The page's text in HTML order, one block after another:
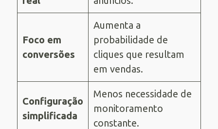
Foco em
conversões
Aumenta a
probabilidade de
cliques que resultam
em vendas.
Configuração
simplificada
Menos necessidade de
monitoramento
constante.